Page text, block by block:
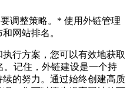
调整策略。* 使用外链管理
网站排名。
行方案，您可以有效地获取
。记住，外链建设是一个持
的努力。通过始终创建高质